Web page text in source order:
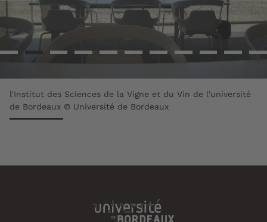
Œuvre d'art de Yasuo Mizui, Fontaine pétrifiée 1968 ©
Olivier Got - université de Bordeaux